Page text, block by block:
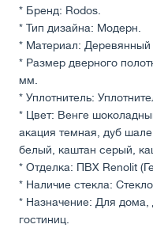
* Бренд: Rodos.
* Тип дизайна: Модерн.
* Материал:
* Размер дверного
мм.
* Уплотнитель:
* Цвет: Венге
акация темная, дуб
белый, каштан серый,
* Отделка: ПВХ Renolit
* Наличие стекла: Стекло
* Назначение: Для дома,
гостиниц.